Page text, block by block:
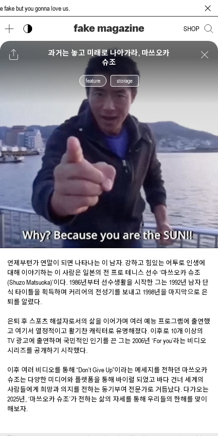
but you gonna love us.
다크 모드 토글 SHOP
과거는 놓고 미래로 나아가라, 마쓰오카
슈조
feature storage
언제부턴가 연말이 되면 나타나는 이 남자. 강하고 힘있는 어투로 인생에
대해 이야기하는 이 사람은 일본의 전 프로 테니스 선수 ‘마쓰오카 슈조
(Shuzo Matsuoka)’이다. 1986년부터 선수생활을 시작한 그는 1992년 남자 단
식 타이틀을 획득하며 커리어의 전성기를 보내고 1998년을 마지막으로 은
퇴를 알렸다.
은퇴 후 스포츠 해설자로서의 삶을 이어가며 여러 예능 프로그램에 출연했
고 여기서 열정적이고 활기찬 캐릭터로 유명해졌다. 이후로 10개 이상의
TV 광고에 출연하며 국민적인 인기를 끈 그는 2006년 ‘For you’라는 비디오
시리즈를 공개하기 시작했다.
이후 여러 비디오를 통해 “Don’t Give Up”이라는 메세지를 전하던 마쓰오카
슈조는 다양한 미디어와 플렛폼을 통해 바이럴 되었고 바다 건너 세계의
사람들에게 희망과 의지를 전하는 동기부여 전문가로 거듭났다. 다가오는
2025년, ‘마쓰오카 슈조’가 전하는 삶의 자세를 통해 우리들의 한해를 맞이
해보자.